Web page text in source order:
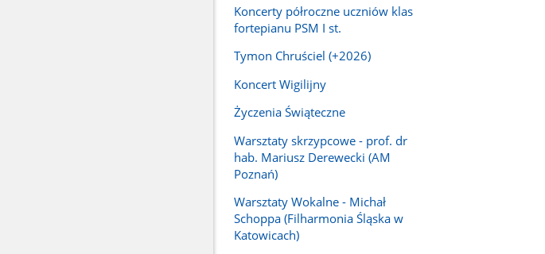
Koncerty półroczne uczniów klas
fortepianu PSM I st.
Tymon Chruściel (+2026)
Koncert Wigilijny
Życzenia Świąteczne
Warsztaty skrzypcowe - prof. dr
hab. Mariusz Derewecki (AM
Poznań)
Warsztaty Wokalne - Michał
Schoppa (Filharmonia Śląska w
Katowicach)